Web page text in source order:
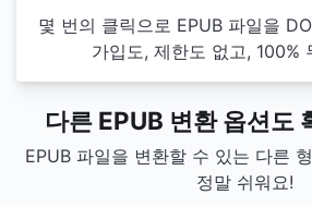
몇 번의 클릭으로 EPUB 파일을
가입도, 제한도 없고, 100%
다른 EPUB 변환 옵션도
EPUB 파일을 변환할 수 있는 다른
정말 쉬워요!